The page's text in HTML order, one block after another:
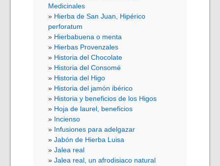
Medicinales
Hierba de San Juan, Hipérico
perforatum
Hierbabuena o menta
Hierbas Provenzales
Historia del Chocolate
Historia del Consomé
Historia del Higo
Historia del jamón ibérico
Historia y beneficios de los Higos
Hoja de laurel, beneficios
Incienso
Infusiones para adelgazar
Jabón de Hierba Luisa
Jalea real
Jalea real, un afrodisiaco natural